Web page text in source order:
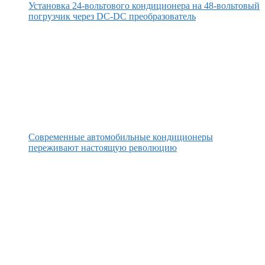
Установка 24-вольтового кондиционера на 48-вольтовый
погрузчик через DC-DC преобразователь
Современные автомобильные кондиционеры
переживают настоящую революцию